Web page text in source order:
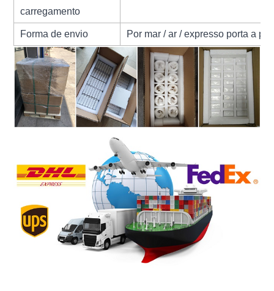
carregamento
Forma de envio Por mar / ar / expresso porta a